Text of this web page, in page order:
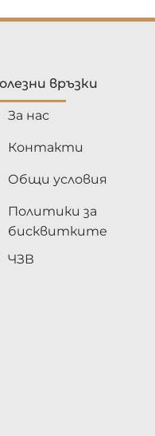
връзки
За нас
Контакти
Общи условия
Политики за
бисквитките
ЧЗВ